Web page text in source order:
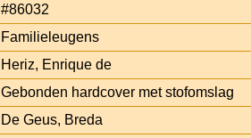
#86032
Familieleugens
Heriz, Enrique de
Gebonden hardcover met stofomslag
De Geus, Breda